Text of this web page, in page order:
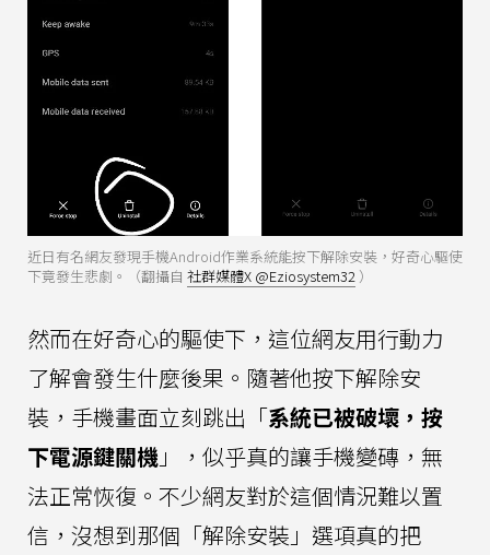
近日有名網友發現手機Android作業系統能按下解除安裝，好奇心驅使
下竟發生悲劇。（翻攝自 社群媒體X @Eziosystem32 ）
然而在好奇心的驅使下，這位網友用行動力
了解會發生什麼後果。隨著他按下解除安
裝，手機畫面立刻跳出「系統已被破壞，按
下電源鍵關機 」，似乎真的讓手機變磚，無
法正常恢復。不少網友對於這個情況難以置
信，沒想到那個「解除安裝」選項真的把